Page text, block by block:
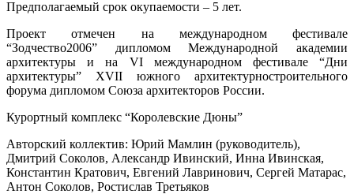
Предполагаемый срок окупаемости – 5 лет.
Проект отмечен на международном фестивале
“Зодчество2006” дипломом Международной академии
архитектуры и на VI международном фестивале “Дни
архитектуры” XVII южного архитектурностроительного
форума дипломом Союза архитекторов России.
Курортный комплекс “Королевские Дюны”
Авторский коллектив: Юрий Мамлин (руководитель),
Дмитрий Соколов, Александр Ивинский, Инна Ивинская,
Константин Кратович, Евгений Лавринович, Сергей Матарас,
Антон Соколов, Ростислав Третьяков